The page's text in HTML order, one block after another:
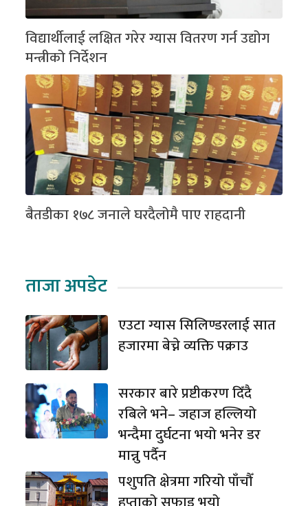
विद्यार्थीलाई लक्षित गरेर ग्यास वितरण गर्न उद्योग
मन्त्रीको निर्देशन
बैतडीका १७८ जनाले घरदैलोमै पाए राहदानी
ताजा अपडेट
एउटा ग्यास सिलिण्डरलाई सात
हजारमा बेच्ने व्यक्ति पक्राउ
सरकार बारे प्रष्टीकरण दिँदै
रबिले भने– जहाज हल्लियो
भन्दैमा दुर्घटना भयो भनेर डर
मान्नु पर्दैन
पशुपति क्षेत्रमा गरियो पाँचौँ